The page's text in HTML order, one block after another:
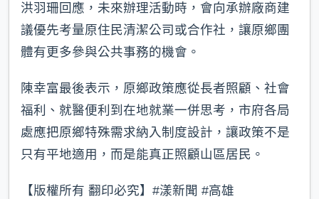
洪羽珊回應，未來辦理活動時，會向承辦廠商建
議優先考量原住民清潔公司或合作社，讓原鄉團
體有更多參與公共事務的機會。
陳幸富最後表示，原鄉政策應從長者照顧、社會
福利、就醫便利到在地就業一併思考，市府各局
處應把原鄉特殊需求納入制度設計，讓政策不是
只有平地適用，而是能真正照顧山區居民。
【版權所有 翻印必究】#漾新聞 #高雄